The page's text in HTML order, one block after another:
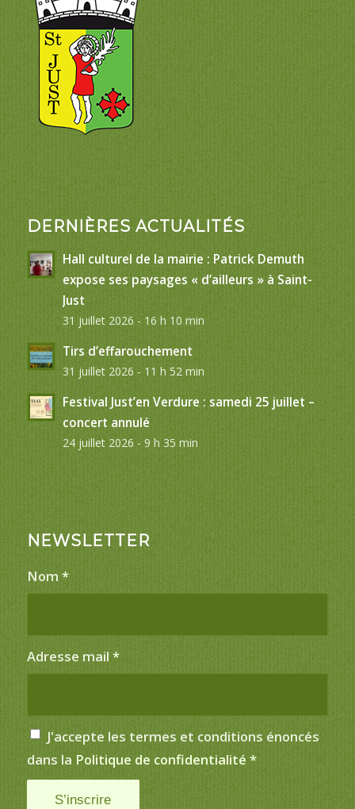
DERNIÈRES ACTUALITÉS
Hall culturel de la mairie : Patrick Demuth
expose ses paysages « d’ailleurs » à Saint-
Just
31 juillet 2026 - 16 h 10 min
Tirs d’effarouchement
31 juillet 2026 - 11 h 52 min
Festival Just’en Verdure : samedi 25 juillet –
concert annulé
24 juillet 2026 - 9 h 35 min
NEWSLETTER
Nom *
Adresse mail *
J'accepte les termes et conditions énoncés
dans la Politique de confidentialité *